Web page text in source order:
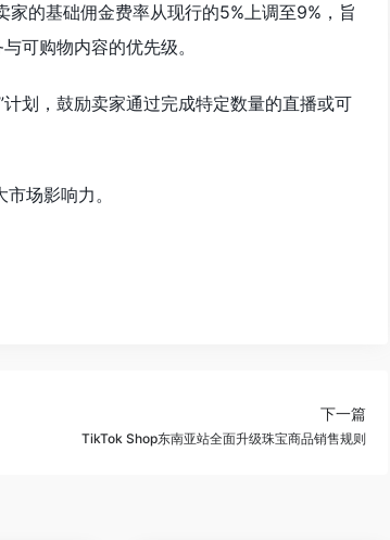
的基础佣金费率从现行的5%上调至9%，旨
可购物内容的优先级。
划，鼓励卖家通过完成特定数量的直播或可
场影响力。
下一篇
TikTok Shop东南亚站全面升级珠宝商品销售规则